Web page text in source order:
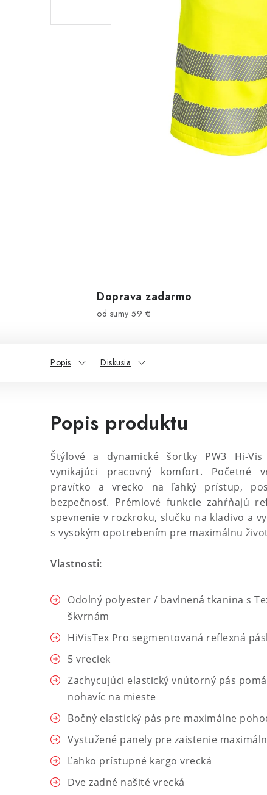
Doprava zadarmo
od sumy 59 €
Popis Diskusia
Popis produktu
Štýlové a dynamické šortky PW3 Hi-
vynikajúci pracovný komfort. Početné
pravítko a vrecko na ľahký prístup,
bezpečnosť. Prémiové funkcie zahŕňajú
spevnenie v rozkroku, slučku na kladivo a
s vysokým opotrebením pre maximálnu
Vlastnosti:
Odolný polyester / bavlnená tkanina s
škvrnám
HiVisTex Pro segmentovaná reflexná
5 vreciek
Zachycujúci elastický vnútorný pás
nohavíc na mieste
Bočný elastický pás pre maximálne
Vystužené panely pre zaistenie
Ľahko prístupné kargo vrecká
Dve zadné našité vrecká